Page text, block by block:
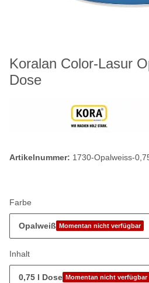
Koralan Color-Lasur
Dose
Artikelnummer: 1730-Opalweiss-
Farbe
Opalweiß Momentan nicht verfügbar
Inhalt
0,75 l Dose Momentan nicht verfügbar